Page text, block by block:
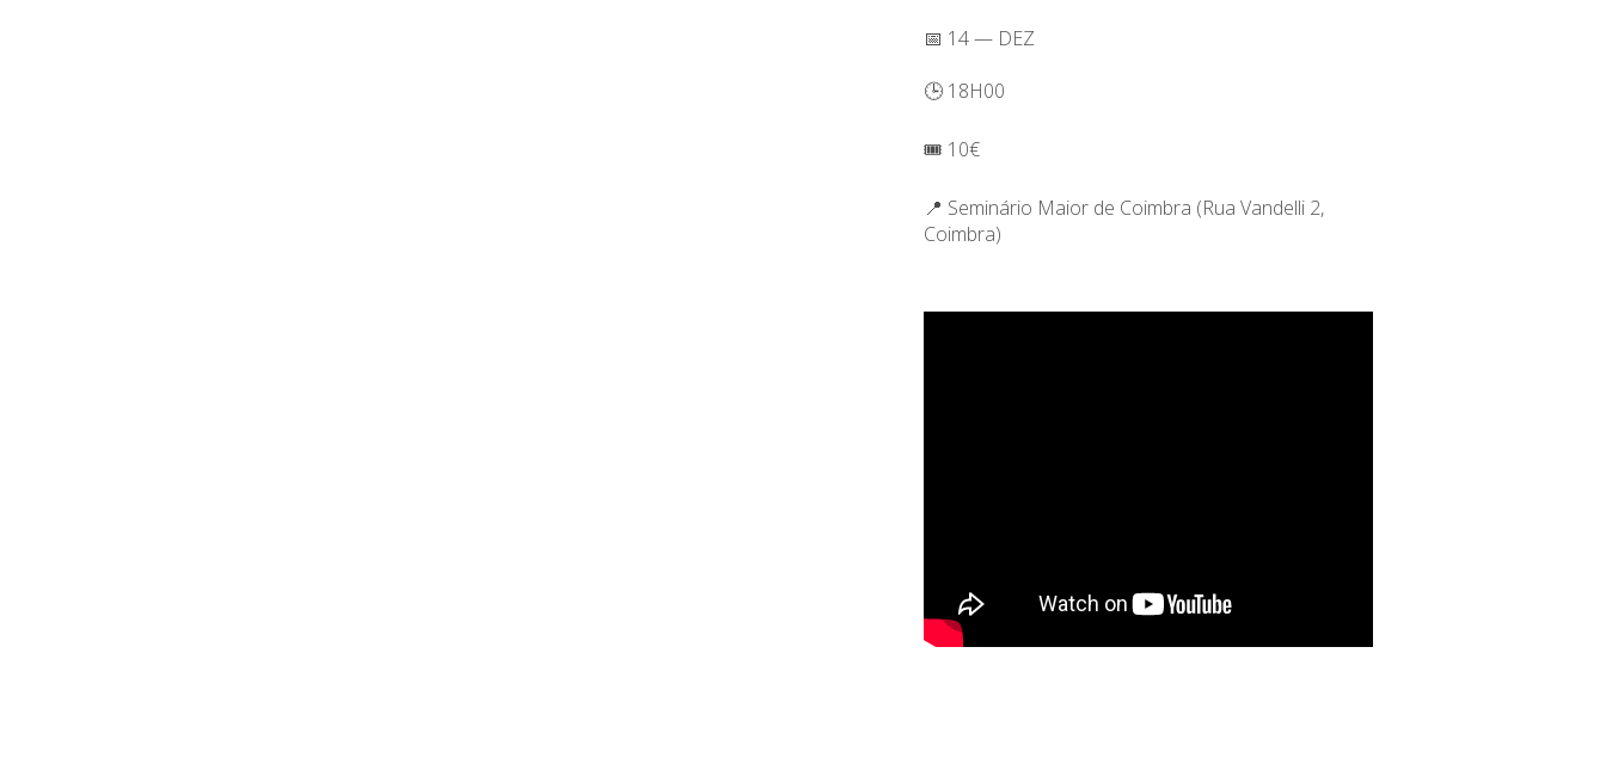
📅 14 — DEZ
🕒 18H00
🎟️ 10€
📍 Seminário Maior de Coimbra (Rua Vandelli 2,
Coimbra)